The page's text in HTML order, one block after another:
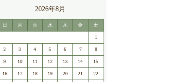
2026年8月
日 月 火 水 木 金 土
1
2 3 4 5 6 7 8
9 10 11 12 13 14 15
16 17 18 19 20 21 22